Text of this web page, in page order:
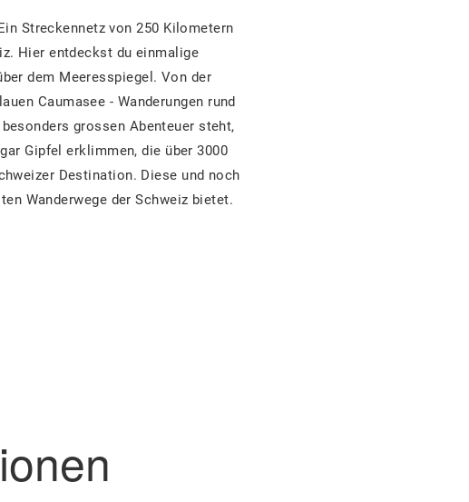
Streckennetz von 250 Kilometern
Hier entdeckst du einmalige
dem Meeresspiegel. Von der
Caumasee - Wanderungen rund
grossen Abenteuer steht,
Gipfel erklimmen, die über 3000
Destination. Diese und noch
Wanderwege der Schweiz bietet.